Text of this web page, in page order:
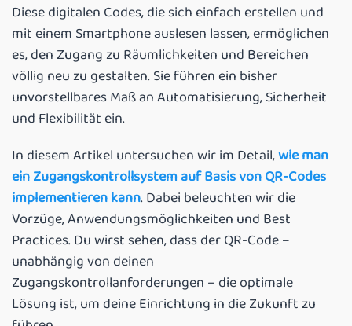
Diese digitalen Codes, die sich einfach erstellen und
mit einem Smartphone auslesen lassen, ermöglichen
es, den Zugang zu Räumlichkeiten und Bereichen
völlig neu zu gestalten. Sie führen ein bisher
unvorstellbares Maß an Automatisierung, Sicherheit
und Flexibilität ein.
In diesem Artikel untersuchen wir im Detail,wie man
ein Zugangskontrollsystem auf Basis von QR-Codes
implementieren kann. Dabei beleuchten wir die
Vorzüge, Anwendungsmöglichkeiten und Best
Practices. Du wirst sehen, dass der QR-Code –
unabhängig von deinen
Zugangskontrollanforderungen – die optimale
Lösung ist, um deine Einrichtung in die Zukunft zu